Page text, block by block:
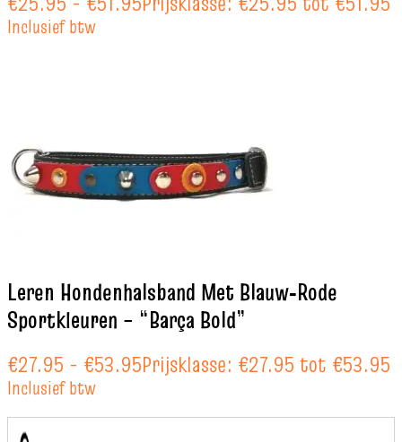
Inclusief btw
Leren Hondenhalsband Met Blauw‑Rode
Sportkleuren – “Barça Bold”
€27.95 - €53.95Prijsklasse: €27.95 tot €53.95
Inclusief btw